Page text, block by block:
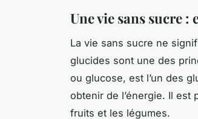
Une vie sans sucre :
La vie sans sucre ne
glucides sont une des
ou glucose, est l’un des
obtenir de l’énergie. Il est
fruits et les légumes.